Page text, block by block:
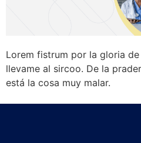
Lorem fistrum por la gloria
llevame al sircoo. De la
está la cosa muy malar.